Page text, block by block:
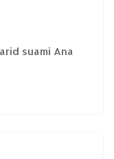
suami Ana